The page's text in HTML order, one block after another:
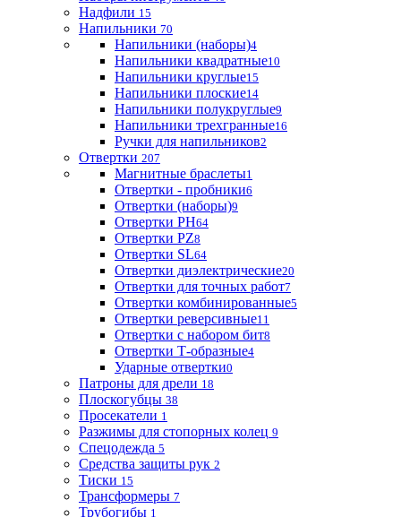
Надфили 15
Напильники 70
Напильники (наборы)4
Напильники квадратные10
Напильники круглые15
Напильники плоские14
Напильники полукруглые9
Напильники трехгранные16
Ручки для напильников2
Отвертки 207
Магнитные браслеты1
Отвертки - пробники6
Отвертки (наборы)9
Отвертки PH64
Отвертки PZ8
Отвертки SL64
Отвертки диэлектрические20
Отвертки для точных работ7
Отвертки комбинированные5
Отвертки реверсивные11
Отвертки с набором бит8
Отвертки Т-образные4
Ударные отвертки0
Патроны для дрели 18
Плоскогубцы 38
Просекатели 1
Разжимы для стопорных колец 9
Спецодежда 5
Средства защиты рук 2
Тиски 15
Трансформеры 7
Трубогибы 1